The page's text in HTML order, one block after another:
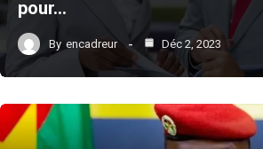
pour…
By encadreur Déc 2, 2023